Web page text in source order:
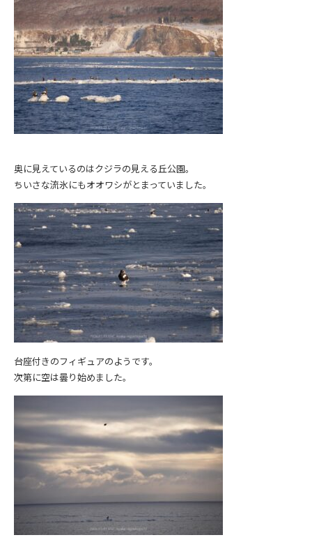
奥に見えているのはクジラの見える丘公園。
ちいさな流氷にもオオワシがとまっていました。
台座付きのフィギュアのようです。
次第に空は曇り始めました。